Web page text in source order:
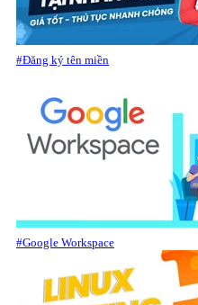
#Đăng ký tên miền
#Google Workspace